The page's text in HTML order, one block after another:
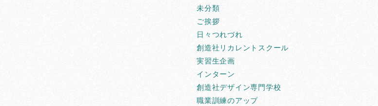
未分類
ご挨拶
日々つれづれ
創造社リカレントスクール
実習生企画
インターン
創造社デザイン専門学校
職業訓練のアップ